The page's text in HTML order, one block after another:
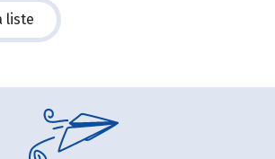
liste